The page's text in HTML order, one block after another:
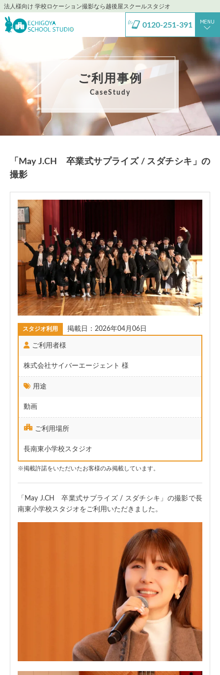
法人様向け 学校ロケーション撮影なら越後屋スクールスタジオ
0120-251-391
ご利用事例
CaseStudy
「May J.CH 卒業式サプライズ / スダチシキ」の
撮影
スタジオ利用 掲載日：2026年04月06日
ご利用者様
株式会社サイバーエージェント 様
用途
動画
ご利用場所
長南東小学校スタジオ
掲載許諾をいただいたお客様のみ掲載しています。
「May J.CH 卒業式サプライズ / スダチシキ」の撮影で長
南東小学校スタジオをご利用いただきました。